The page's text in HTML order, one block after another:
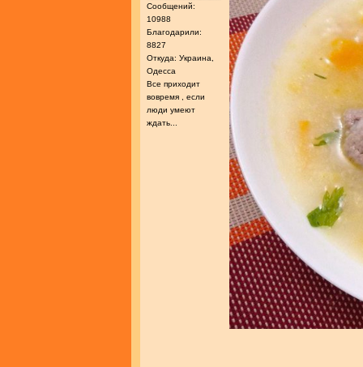
Сообщений:
10988
Благодарили:
8827
Откуда: Украина,
Одесса
Все приходит
вовремя , если
люди умеют
ждать...